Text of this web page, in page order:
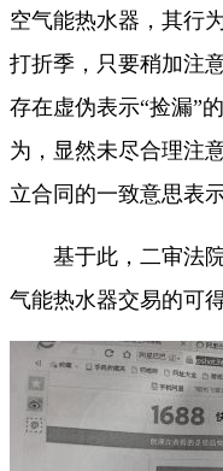
空气能热水器，其行
打折季，只要稍加注
存在虚伪表示“捡漏”
为，显然未尽合理注
立合同的一致意思表
基于此，二审法院
气能热水器交易的可